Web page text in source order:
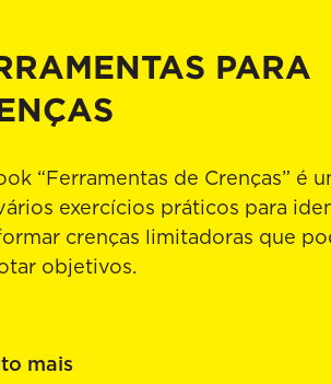
PARA
“Ferramentas de Crenças” é
exercícios práticos para
crenças limitadoras que
objetivos.
mais